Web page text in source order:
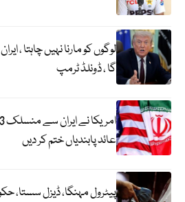
لوگوں کو مارنا نہیں چاہتا ،
گا ، ڈونلڈ ٹرمپ
عائد پابندیاں ختم کر دیں
پیٹرول مہنگا، ڈیزل سستا،